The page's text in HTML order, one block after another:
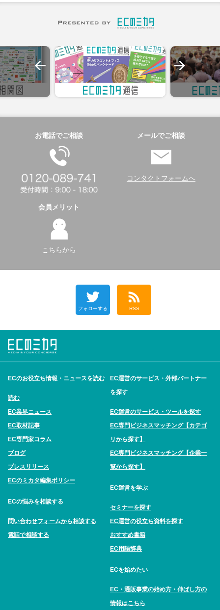
お電話でご相談 メールでご相談
コンタクトフォームへ
会員メリット
こちらから
フォローする RSS
ECのお役立ち情報・ニュースを読む
読む
EC業界ニュース
EC取材記事
EC専門家コラム
ブログ
プレスリリース
ECのミカタ編集ポリシー
ECの悩みを相談する
問い合わせフォームから相談する
電話で相談する
EC運営のサービス・外部パートナー
を探す
EC運営のサービス・ツールを探す
EC専門ビジネスマッチング【カテゴ
リから探す】
EC専門ビジネスマッチング【企業一
覧から探す】
EC運営を学ぶ
セミナーを探す
EC運営の役立ち資料を探す
おすすめ書籍
EC用語辞典
ECを始めたい
EC・通販事業の始め方・伸ばし方の
情報はこちら